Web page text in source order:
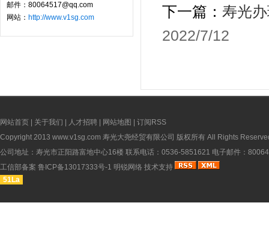
邮件：80064517@qq.com
网站： http://www.v1sg.com
下一篇： 寿光
2022/7/12
网站首页 关于我们 人才招聘 网站地图
订阅RSS
Copyright 2013 www.v1sg.com 寿光大尧经贸有限公司 版权所有 All Rights
公司地址：寿光市正阳路富地中心16楼 联系电话：0536-5851621 电子邮件：
工信部备案 鲁ICP备13017333号-1 明锐网络 技术支持
51La